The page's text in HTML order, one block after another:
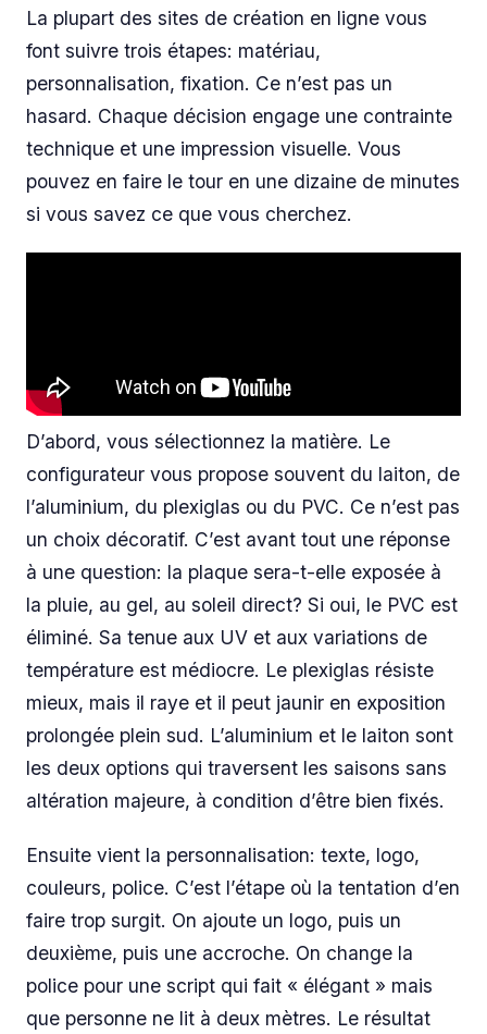
La plupart des sites de création en ligne vous
font suivre trois étapes: matériau,
personnalisation, fixation. Ce n’est pas un
hasard. Chaque décision engage une contrainte
technique et une impression visuelle. Vous
pouvez en faire le tour en une dizaine de minutes
si vous savez ce que vous cherchez.
D’abord, vous sélectionnez la matière. Le
configurateur vous propose souvent du laiton, de
l’aluminium, du plexiglas ou du PVC. Ce n’est pas
un choix décoratif. C’est avant tout une réponse
à une question: la plaque sera-t-elle exposée à
la pluie, au gel, au soleil direct? Si oui, le PVC est
éliminé. Sa tenue aux UV et aux variations de
température est médiocre. Le plexiglas résiste
mieux, mais il raye et il peut jaunir en exposition
prolongée plein sud. L’aluminium et le laiton sont
les deux options qui traversent les saisons sans
altération majeure, à condition d’être bien fixés.
Ensuite vient la personnalisation: texte, logo,
couleurs, police. C’est l’étape où la tentation d’en
faire trop surgit. On ajoute un logo, puis un
deuxième, puis une accroche. On change la
police pour une script qui fait « élégant » mais
que personne ne lit à deux mètres. Le résultat